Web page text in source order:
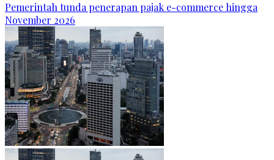
Pemerintah tunda penerapan pajak e-commerce hingga
November 2026